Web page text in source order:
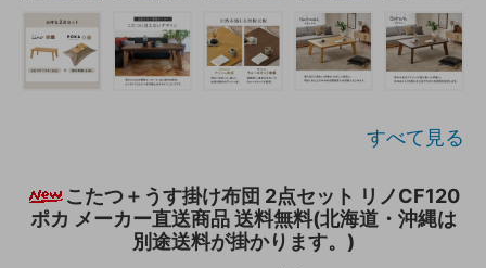
すべて見る
こたつ＋うす掛け布団 2点セット リノCF120
ポカ メーカー直送商品 送料無料(北海道・沖縄は
別途送料が掛かります。)